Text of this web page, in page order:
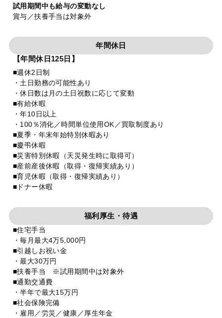
試用期間中も給与の変動なし
賞与／扶養手当は対象外
年間休日
【年間休日125日】
■週休2日制
・土日勤務の可能性あり
・休日数は月の土日祝数に応じて変動
■有給休暇
・年10日以上
・100％消化／時間単位使用OK／買取制度あり
■夏季・年末年始特別休暇あり
■慶弔休暇
■災害特別休暇（天災発生時に取得可）
■産前産後休暇（取得・復帰実績あり）
■育児休暇（取得・復帰実績あり）
■ドナー休暇
福利厚生・待遇
■住宅手当
・毎月最大4万5,000円
■引越しお祝い金
・最大30万円
■扶養手当 ※試用期間中は対象外
■通勤交通費
・半年で最大15万円
■社会保険完備
・雇用／労災／健康／厚生年金